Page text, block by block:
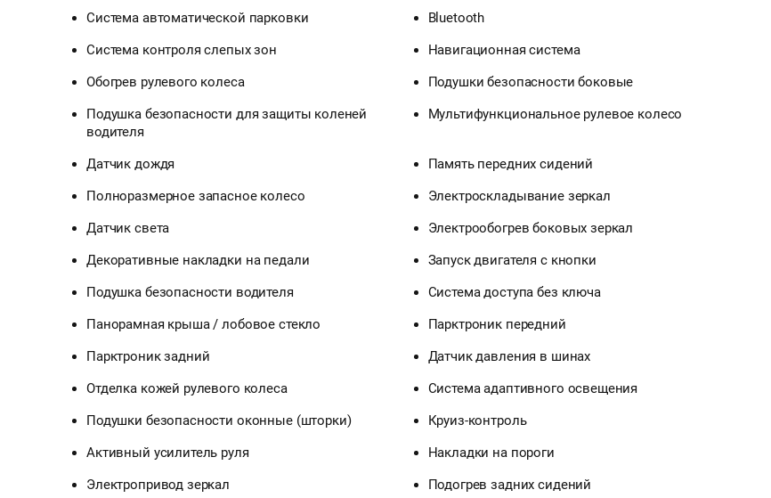
Система автоматической парковки
Bluetooth
Система контроля слепых зон
Навигационная система
Обогрев рулевого колеса
Подушки безопасности боковые
Подушка безопасности для защиты коленей
водителя
Мультифункциональное рулевое колесо
Датчик дождя
Память передних сидений
Полноразмерное запасное колесо
Электроскладывание зеркал
Датчик света
Электрообогрев боковых зеркал
Декоративные накладки на педали
Запуск двигателя с кнопки
Подушка безопасности водителя
Система доступа без ключа
Панорамная крыша / лобовое стекло
Парктроник передний
Парктроник задний
Датчик давления в шинах
Отделка кожей рулевого колеса
Система адаптивного освещения
Подушки безопасности оконные (шторки)
Круиз-контроль
Активный усилитель руля
Накладки на пороги
Электропривод зеркал
Подогрев задних сидений